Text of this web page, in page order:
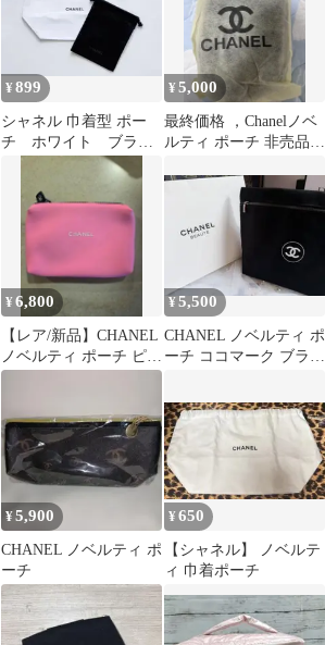
¥899
シャネル 巾着型 ポー
チ ホワイト ブラッ
ク ノベルティ
¥5,000
最終価格 ，Chanelノベ
ルティ ポーチ 非売品
¥6,800
【レア/新品】CHANEL
ノベルティ ポーチ ピン
ク 非売品
¥5,500
CHANEL ノベルティ ポ
ーチ ココマーク ブラッ
¥5,900
CHANEL ノベルティ ポ
ーチ
¥650
【シャネル】 ノベルテ
ィ 巾着ポーチ